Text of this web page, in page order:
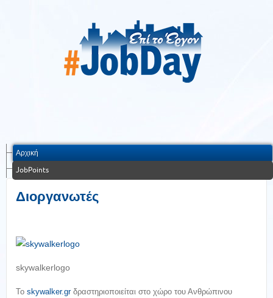
Αρχική
JobPoints
Διοργανωτές
skywalkerlogo
Το skywalker.grδραστηριοποιείται στο χώρο του Ανθρώπινου